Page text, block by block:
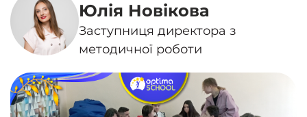
Юлія Новікова
Заступниця директора з
методичної роботи